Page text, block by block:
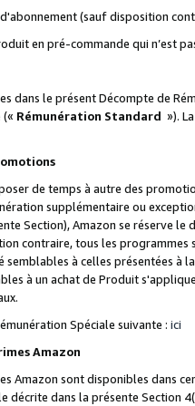
(sauf disposition
en pré-commande qui n’est
dans le présent Décompte de
(« Rémunération Standard »).
de temps à autre des
supplémentaire ou
Section), Amazon se réserve
contraire, tous les
semblables à celles présentées à
à un achat de Produit
Spéciale suivante : ici
Amazon
Amazon sont disponibles dans
décrite dans la présente Section